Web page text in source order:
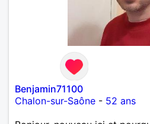
Benjamin71100
Chalon-sur-Saône - 52 ans